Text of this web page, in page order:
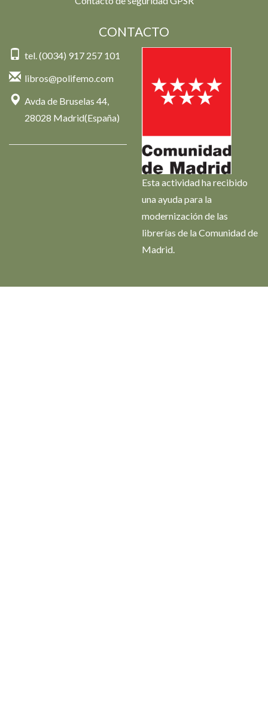
CONTACTO
tel. (0034) 917 257 101
libros@polifemo.com
Avda de Bruselas 44,
28028 Madrid(España)
Esta actividad ha recibido
una ayuda para la
modernización de las
librerías de la Comunidad de
Madrid.